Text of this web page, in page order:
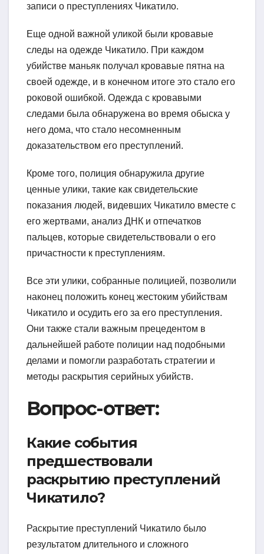
записи о преступлениях Чикатило.
Еще одной важной уликой были кровавые
следы на одежде Чикатило. При каждом
убийстве маньяк получал кровавые пятна на
своей одежде, и в конечном итоге это стало его
роковой ошибкой. Одежда с кровавыми
следами была обнаружена во время обыска у
него дома, что стало несомненным
доказательством его преступлений.
Кроме того, полиция обнаружила другие
ценные улики, такие как свидетельские
показания людей, видевших Чикатило вместе с
его жертвами, анализ ДНК и отпечатков
пальцев, которые свидетельствовали о его
причастности к преступлениям.
Все эти улики, собранные полицией, позволили
наконец положить конец жестоким убийствам
Чикатило и осудить его за его преступления.
Они также стали важным прецедентом в
дальнейшей работе полиции над подобными
делами и помогли разработать стратегии и
методы раскрытия серийных убийств.
Вопрос-ответ:
Какие события
предшествовали
раскрытию преступлений
Чикатило?
Раскрытие преступлений Чикатило было
результатом длительного и сложного